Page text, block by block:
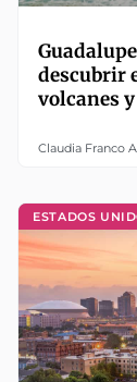
descubrir
volcanes
Claudia Franco
ESTADOS